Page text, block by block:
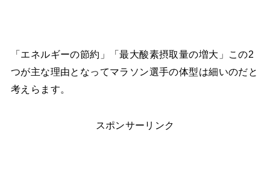
「エネルギーの節約」「最大酸素摂取量の増大」この2
つが主な理由となってマラソン選手の体型は細いのだと
考えらます。
スポンサーリンク